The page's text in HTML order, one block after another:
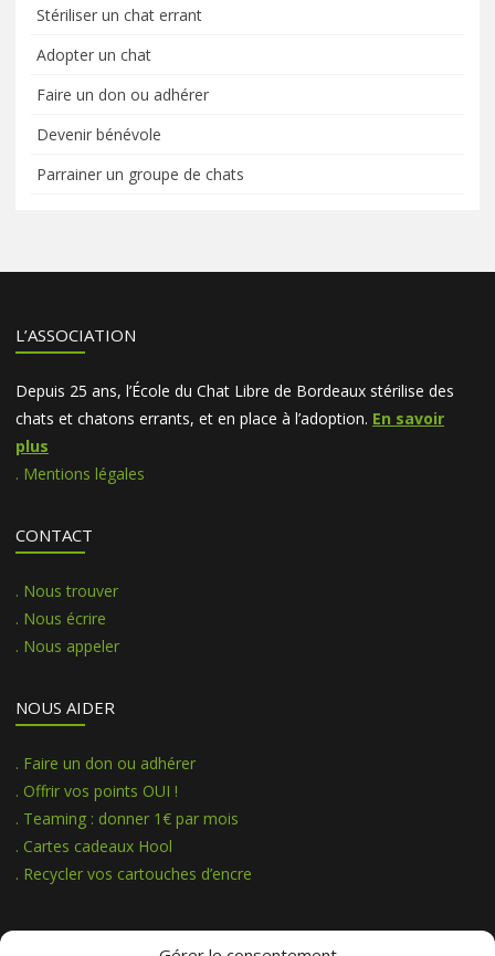
Stériliser un chat errant
Adopter un chat
Faire un don ou adhérer
Devenir bénévole
Parrainer un groupe de chats
L’ASSOCIATION
Depuis 25 ans, l’École du Chat Libre de Bordeaux stérilise des
chats et chatons errants, et en place à l’adoption. En savoir
plus
. Mentions légales
CONTACT
. Nous trouver
. Nous écrire
. Nous appeler
NOUS AIDER
. Faire un don ou adhérer
. Offrir vos points OUI !
. Teaming : donner 1€ par mois
. Cartes cadeaux Hool
. Recycler vos cartouches d’encre
NOUS SUIVRE